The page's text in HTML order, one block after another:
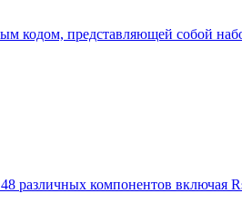
представляющей собой
различных компонентов